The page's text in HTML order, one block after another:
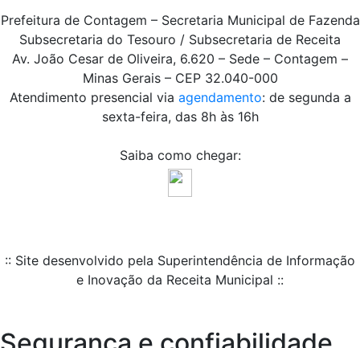
Prefeitura de Contagem – Secretaria Municipal de Fazenda
Subsecretaria do Tesouro / Subsecretaria de Receita
Av. João Cesar de Oliveira, 6.620 – Sede – Contagem –
Minas Gerais – CEP 32.040-000
Atendimento presencial via agendamento: de segunda a
sexta-feira, das 8h às 16h
Saiba como chegar:
:: Site desenvolvido pela Superintendência de Informação
e Inovação da Receita Municipal ::